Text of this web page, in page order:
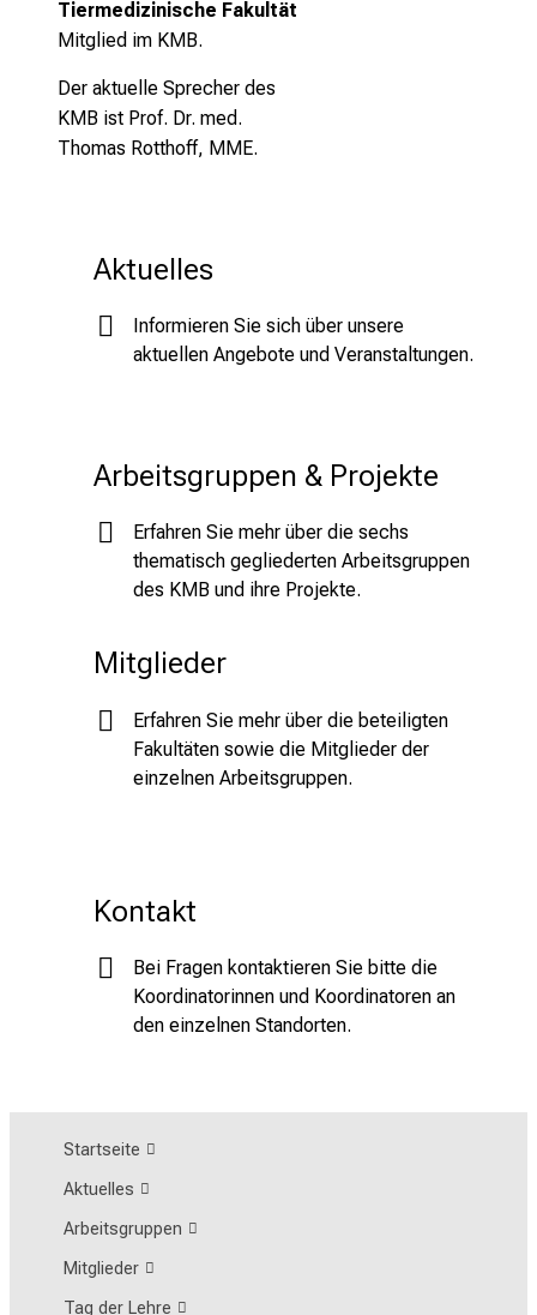
Tiermedizinische Fakultät
Mitglied im KMB.
Der aktuelle Sprecher des
KMB ist Prof. Dr. med.
Thomas Rotthoff, MME.
Aktuelles
Informieren Sie sich über unsere
aktuellen Angebote und Veranstaltungen.
Arbeitsgruppen & Projekte
Erfahren Sie mehr über die sechs
thematisch gegliederten Arbeitsgruppen
des KMB und ihre Projekte.
Mitglieder
Erfahren Sie mehr über die beteiligten
Fakultäten sowie die Mitglieder der
einzelnen Arbeitsgruppen.
Kontakt
Bei Fragen kontaktieren Sie bitte die
Koordinatorinnen und Koordinatoren an
den einzelnen Standorten.
Startseite
Aktuelles
Arbeitsgruppen
Mitglieder
Tag der Lehre